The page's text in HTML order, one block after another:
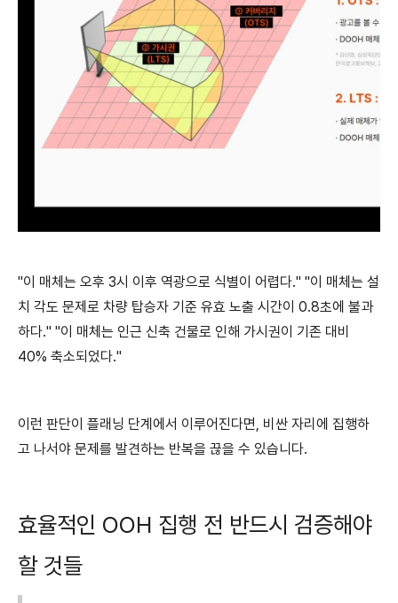
"이 매체는 오후 3시 이후 역광으로 식별이 어렵다." "이 매체는 설
치 각도 문제로 차량 탑승자 기준 유효 노출 시간이 0.8초에 불과
하다." "이 매체는 인근 신축 건물로 인해 가시권이 기존 대비
40% 축소되었다."
이런 판단이 플래닝 단계에서 이루어진다면, 비싼 자리에 집행하
고 나서야 문제를 발견하는 반복을 끊을 수 있습니다.
효율적인 OOH 집행 전 반드시 검증해야
할 것들